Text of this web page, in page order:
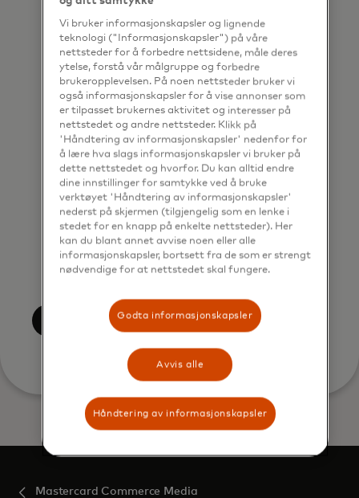
contacted by Mastercard for such
marketing purposes by phone. I
understand that I am free to
withdraw my consent at any time,
free of charge, using the opt-out
link provided in each email.
I acknowledge that my personal
data will be processed in
accordance with
Mastercard’sGlobal Privacy Notice
By submitting this form, I also
confirm that I have read and agree
Mastercard Commerce Media
Vi bruker informasjonskapsler og lignende
teknologi ("Informasjonskapsler") på våre
nettsteder for å forbedre nettsidene, måle deres
ytelse, forstå vår målgruppe og forbedre
brukeropplevelsen. På noen nettsteder bruker vi
også informasjonskapsler for å vise annonser som
er tilpasset brukernes aktivitet og interesser på
nettstedet og andre nettsteder. Klikk på
'Håndtering av informasjonskapsler' nedenfor for
å lære hva slags informasjonskapsler vi bruker på
dette nettstedet og hvorfor. Du kan alltid endre
dine innstillinger for samtykke ved å bruke
verktøyet 'Håndtering av informasjonskapsler'
nederst på skjermen (tilgjengelig som en lenke i
stedet for en knapp på enkelte nettsteder). Her
kan du blant annet avvise noen eller alle
informasjonskapsler, bortsett fra de som er strengt
nødvendige for at nettstedet skal fungere.
Godta informasjonskapsler
Avvis alle
Håndtering av informasjonskapsler